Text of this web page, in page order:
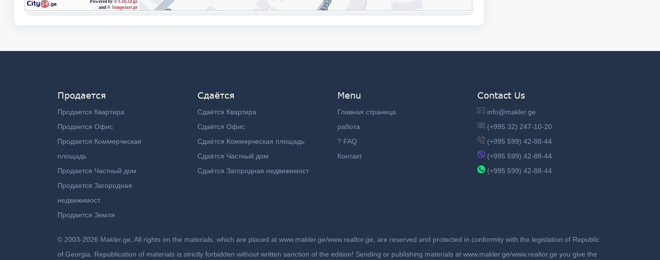
Продается
Продается Квартира
Продается Офис
Продается Коммерческая
площадь
Продается Частный дом
Продается Загородная
недвижимост
Продается Земля
Сдаётся
Сдаётся Квартира
Сдаётся Офис
Сдаётся Коммерческая площадь
Сдаётся Частный дом
Сдаётся Загородная недвижимост
Menu
Главная страница
работа
? FAQ
Контакт
Contact Us
info@makler.ge
(+995 32) 247-10-20
(+995 599) 42-88-44
(+995 599) 42-88-44
(+995 599) 42-88-44
© 2003-2026 Makler.ge, All rights on the materials, which are placed at www.makler.ge/www.realtor.ge, are reserved and protected in conformity with the legislation of Republic
of Georgia. Republication of materials is strictly forbidden without written sanction of the edition! Sending or publishing materials at www.makler.ge/www.realtor.ge you give the